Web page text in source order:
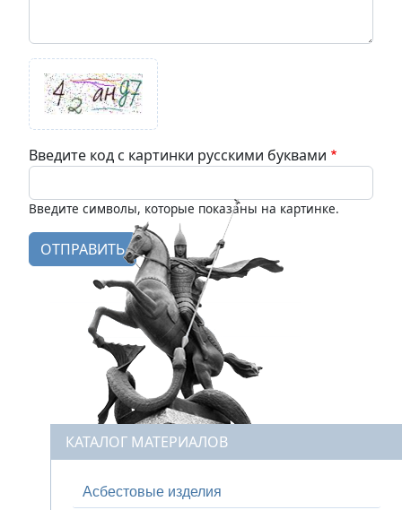
Введите код с картинки русскими буквами
Введите символы, которые показаны на картинке.
КАТАЛОГ МАТЕРИАЛОВ
Асбестовые изделия